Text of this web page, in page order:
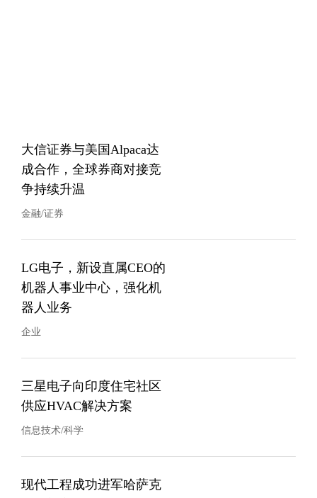
大信证券与美国Alpaca达
成合作，全球券商对接竞
争持续升温
金融/证券
LG电子，新设直属CEO的
机器人事业中心，强化机
器人业务
企业
三星电子向印度住宅社区
供应HVAC解决方案
信息技术/科学
现代工程成功进军哈萨克